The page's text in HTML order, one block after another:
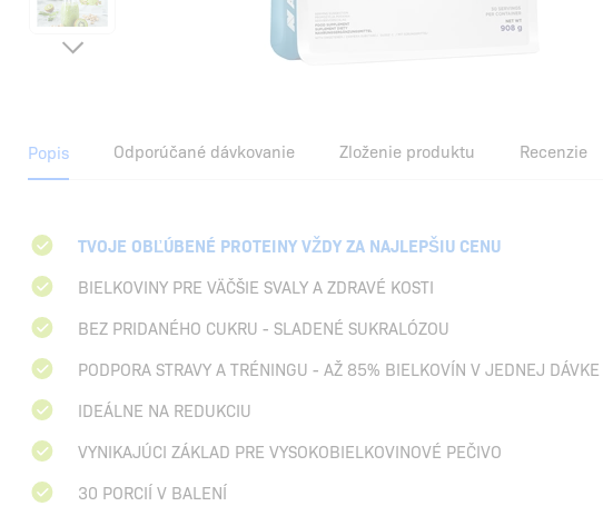
Popis Odporúčané dávkovanie Zloženie produktu Recenzie
TVOJE OBĽÚBENÉ PROTEINY VŽDY ZA NAJLEPŠIU CENU
BIELKOVINY PRE VÄČŠIE SVALY A ZDRAVÉ KOSTI
BEZ PRIDANÉHO CUKRU - SLADENÉ SUKRALÓZOU
PODPORA STRAVY A TRÉNINGU - AŽ 85% BIELKOVÍN V JEDNEJ DÁVKE
IDEÁLNE NA REDUKCIU
VYNIKAJÚCI ZÁKLAD PRE VYSOKOBIELKOVINOVÉ PEČIVO
30 PORCIÍ V BALENÍ